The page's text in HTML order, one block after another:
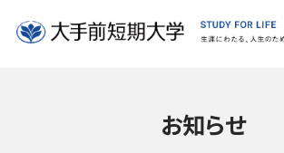
お知らせ